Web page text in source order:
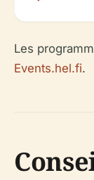
Les
Events.hel.fi.